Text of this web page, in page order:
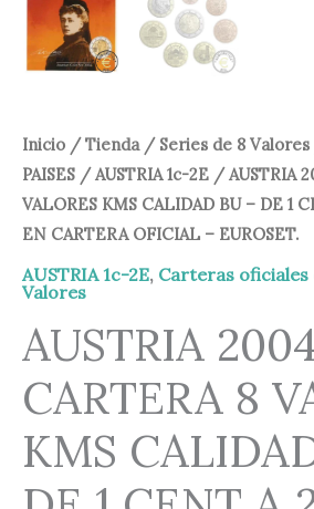
Inicio /Tienda/ Series de 8 Valores
PAISES /AUSTRIA 1c-2E / AUSTRIA
VALORES KMS CALIDAD BU – DE 1
EN CARTERA OFICIAL – EUROSET.
AUSTRIA 1c-2E, Carteras oficiales
Valores
AUSTRIA
CARTERA 8
KMS